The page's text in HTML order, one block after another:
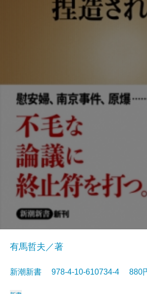
有馬哲夫／著
新潮新書 978-4-10-610734-4 880